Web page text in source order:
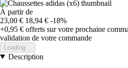
À partir de
23,00 € 18,94 € -18%
+0,95 € offerts sur votre prochaine
validation de votre commande
Loading...
Description